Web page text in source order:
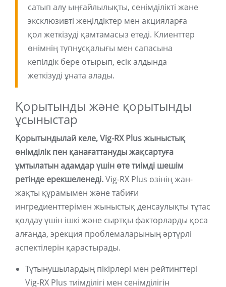
сатып алу ыңғайлылықты, сенімділікті және
эксклюзивті жеңілдіктер мен акцияларға
қол жеткізуді қамтамасыз етеді. Клиенттер
өнімнің түпнұсқалығы мен сапасына
кепілдік бере отырып, есік алдында
жеткізуді ұната алады.
Қорытынды және қорытынды
ұсыныстар
Қорытындылай келе, Vig-RX Plus жыныстық
өнімділік пен қанағаттануды жақсартуға
ұмтылатын адамдар үшін өте тиімді шешім
ретінде ерекшеленеді.Vig-RX Plus өзінің жан-
жақты құрамымен және табиғи
ингредиенттерімен жыныстық денсаулықты тұтас
қолдау үшін ішкі және сыртқы факторларды қоса
алғанда, эрекция проблемаларының әртүрлі
аспектілерін қарастырады.
Тұтынушылардың пікірлері мен рейтингтері
Vig-RX Plus тиімділігі мен сенімділігін